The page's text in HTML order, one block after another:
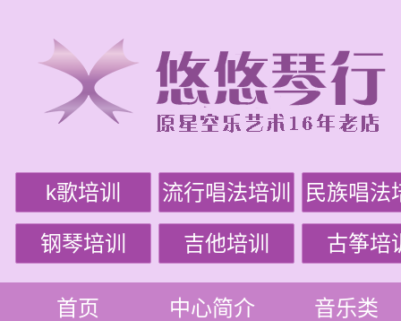
k歌培训 流行唱法培训 民族唱法
钢琴培训 吉他培训 古筝培
首页 中心简介 音乐类